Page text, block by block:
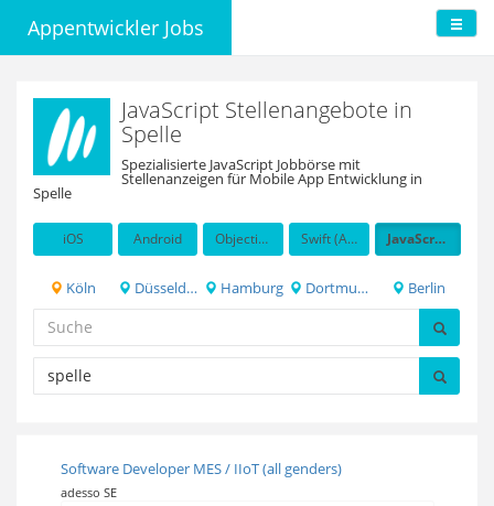
Appentwickler Jobs
JavaScript Stellenangebote in
Spelle
Spezialisierte JavaScript Jobbörse mit
Stellenanzeigen für Mobile App Entwicklung in
Spelle
iOS Android Objective-C Swift (Apple programming language) JavaScript
Köln Düsseldorf Hamburg Dortmund Berlin
Software Developer MES / IIoT (all genders)
adesso SE